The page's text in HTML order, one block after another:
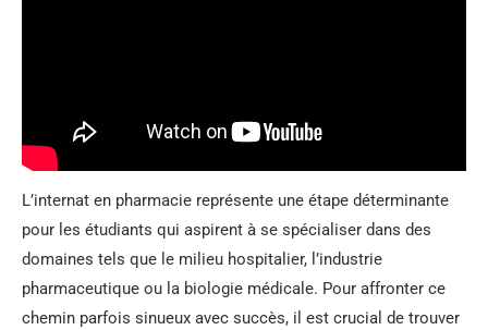
L’internat en pharmacie représente une étape déterminante
pour les étudiants qui aspirent à se spécialiser dans des
domaines tels que le milieu hospitalier, l’industrie
pharmaceutique ou la biologie médicale. Pour affronter ce
chemin parfois sinueux avec succès, il est crucial de trouver